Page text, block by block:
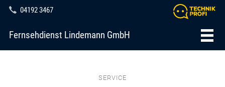
04192 3467
Fernsehdienst Lindemann GmbH
SERVICE